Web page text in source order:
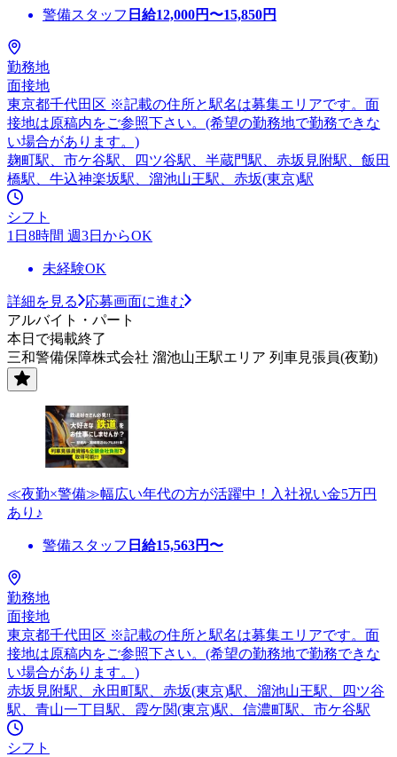
警備スタッフ 日給12,000円〜15,850円
勤務地
面接地
東京都千代田区 ※記載の住所と駅名は募集エリアです。面
接地は原稿内をご参照下さい。(希望の勤務地で勤務できな
い場合があります。)
麹町駅、市ケ谷駅、四ツ谷駅、半蔵門駅、赤坂見附駅、飯田
橋駅、牛込神楽坂駅、溜池山王駅、赤坂(東京)駅
シフト
1日8時間 週3日からOK
未経験OK
詳細を見る
応募画面に進む
アルバイト・パート
本日で掲載終了
三和警備保障株式会社 溜池山王駅エリア 列車見張員(夜勤)
≪夜勤×警備≫幅広い年代の方が活躍中！入社祝い金5万円
あり♪
警備スタッフ 日給15,563円〜
勤務地
面接地
東京都千代田区 ※記載の住所と駅名は募集エリアです。面
接地は原稿内をご参照下さい。(希望の勤務地で勤務できな
い場合があります。)
赤坂見附駅、永田町駅、赤坂(東京)駅、溜池山王駅、四ツ谷
駅、青山一丁目駅、霞ケ関(東京)駅、信濃町駅、市ケ谷駅
シフト